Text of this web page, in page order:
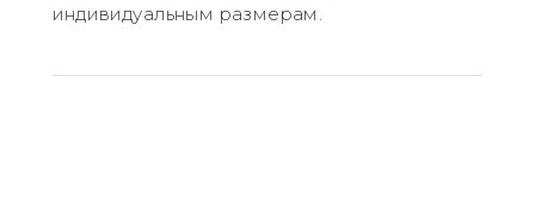
индивидуальным размерам.